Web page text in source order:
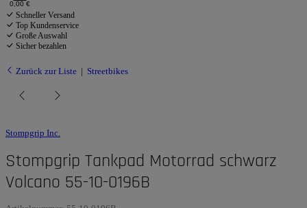
0,00 €
Schneller Versand
Top Kundenservice
Große Auswahl
Sicher bezahlen
Zurück zur Liste Streetbikes
Stompgrip Inc.
Stompgrip Tankpad Motorrad schwarz
Volcano 55-10-0196B